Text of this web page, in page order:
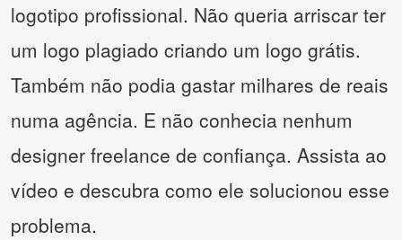
logotipo profissional. Não queria arriscar ter
um logo plagiado criando um logo grátis.
Também não podia gastar milhares de reais
numa agência. E não conhecia nenhum
designer freelance de confiança. Assista ao
vídeo e descubra como ele solucionou esse
problema.